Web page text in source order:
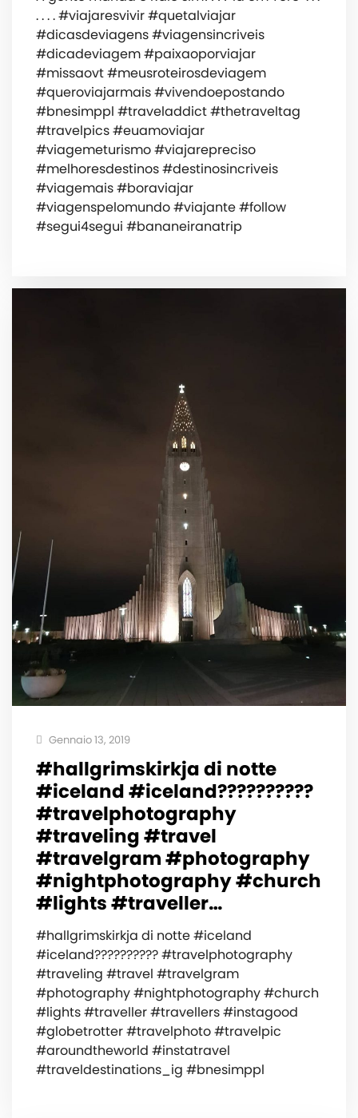
. . . . #viajaresvivir #quetalviajar
#dicasdeviagens #viagensincriveis
#dicadeviagem #paixaoporviajar
#missaovt #meusroteirosdeviagem
#queroviajarmais #vivendoepostando
#bnesimppl #traveladdict #thetraveltag
#travelpics #euamoviajar
#viagemeturismo #viajarepreciso
#melhoresdestinos #destinosincriveis
#viagemais #boraviajar
#viagenspelomundo #viajante #follow
#segui4segui #bananeiranatrip
Gennaio 13, 2019
#hallgrimskirkja di notte
#iceland #iceland??????????
#travelphotography
#traveling #travel
#travelgram #photography
#nightphotography #church
#lights #traveller…
#hallgrimskirkja di notte #iceland
#iceland?????????? #travelphotography
#traveling #travel #travelgram
#photography #nightphotography #church
#lights #traveller #travellers #instagood
#globetrotter #travelphoto #travelpic
#aroundtheworld #instatravel
#traveldestinations_ig #bnesimppl